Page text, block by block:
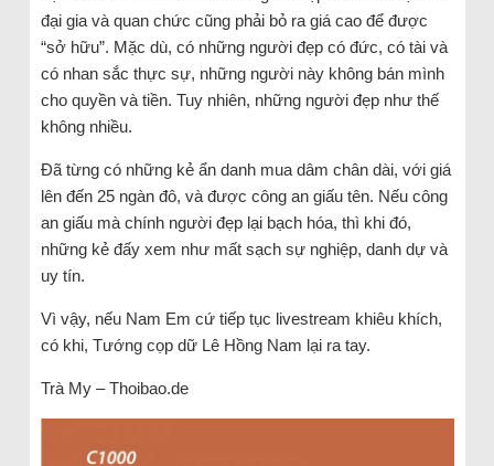
đại gia và quan chức cũng phải bỏ ra giá cao để được
“sở hữu”. Mặc dù, có những người đẹp có đức, có tài và
có nhan sắc thực sự, những người này không bán mình
cho quyền và tiền. Tuy nhiên, những người đẹp như thế
không nhiều.
Đã từng có những kẻ ẩn danh mua dâm chân dài, với giá
lên đến 25 ngàn đô, và được công an giấu tên. Nếu công
an giấu mà chính người đẹp lại bạch hóa, thì khi đó,
những kẻ đấy xem như mất sạch sự nghiệp, danh dự và
uy tín.
Vì vậy, nếu Nam Em cứ tiếp tục livestream khiêu khích,
có khi, Tướng cọp dữ Lê Hồng Nam lại ra tay.
Trà My – Thoibao.de